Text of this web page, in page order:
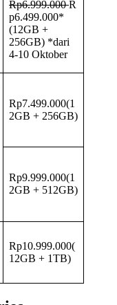
Rp6.999.000 R
p6.499.000*
(12GB +
256GB) *dari
4-10 Oktober
Rp7.499.000(1
2GB + 256GB)
Rp9.999.000(1
2GB + 512GB)
Rp10.999.000(
12GB + 1TB)